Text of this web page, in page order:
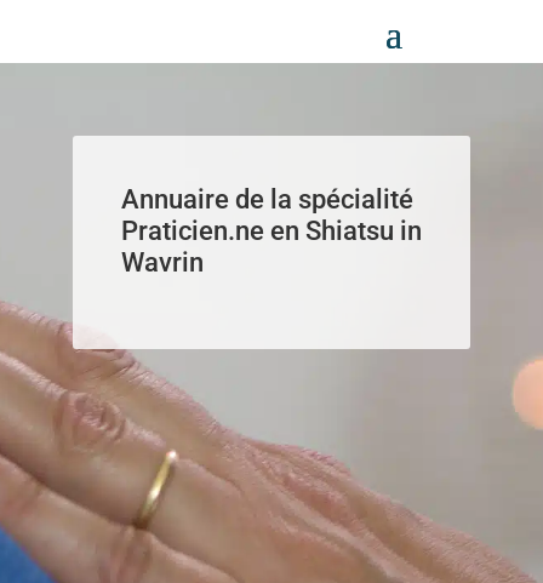
Annuaire de la spécialité
Praticien.ne en Shiatsu in
Wavrin